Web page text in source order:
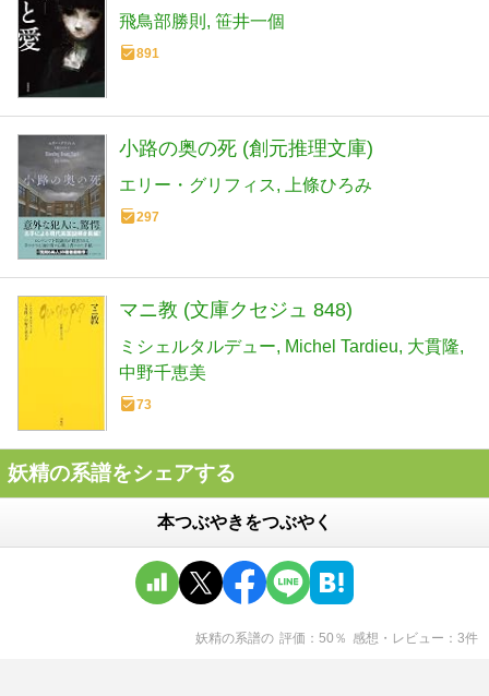
飛鳥部勝則 笹井一個
891
小路の奥の死 (創元推理文庫)
エリー・グリフィス 上條ひろみ
297
マニ教 (文庫クセジュ 848)
ミシェルタルデュー Michel Tardieu 大貫隆
中野千恵美
73
妖精の系譜をシェアする
本つぶやきをつぶやく
妖精の系譜の 評価 50 ％ 感想・レビュー 3件